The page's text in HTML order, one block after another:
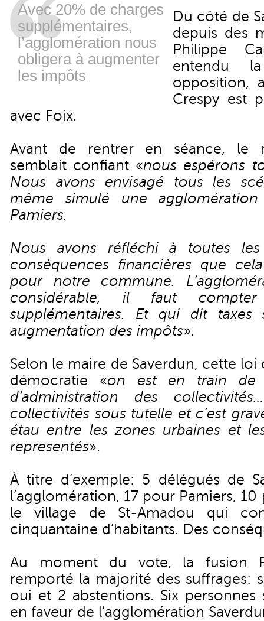
Avec 20% de charges
supplémentaires,
l’agglomération nous
obligera à augmenter
les impôts
Du côté de
depuis des
Philippe
entendu
opposition,
Crespy est
avec Foix.
Avant de rentrer en séance, le
semblait confiant «nous espérons
Nous avons envisagé tous les
même simulé une agglomération
Pamiers.
Nous avons réfléchi à toutes
conséquences financières que
pour notre commune.
considérable, il faut
supplémentaires. Et qui dit taxes
augmentation des impôts».
Selon le maire de Saverdun, cette
démocratie «on est en train de
d’administration des
collectivités sous tutelle et c’est
étau entre les zones urbaines et
representés».
À titre d’exemple: 5 délégués de
l’agglomération, 17 pour Pamiers,
le village de St-Amadou qui
cinquantaine d’habitants. Des
Au moment du vote, la fusion
remporté la majorité des suffrages:
oui et 2 abstentions. Six
en faveur de l’agglomération